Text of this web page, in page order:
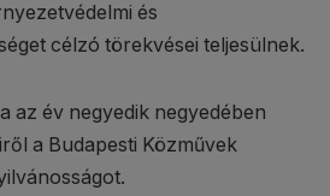
és
célzó törekvései teljesülnek.
az év negyedik negyedében
a Budapesti Közművek